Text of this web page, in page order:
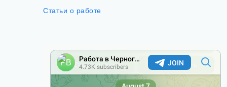
Статьи о работе